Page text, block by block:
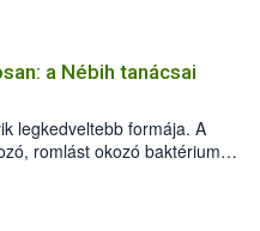
a Nébih tanácsai
legkedveltebb formája. A
romlást okozó baktériumok
A szabadtéri sütögetés
technikáról szól: legalább